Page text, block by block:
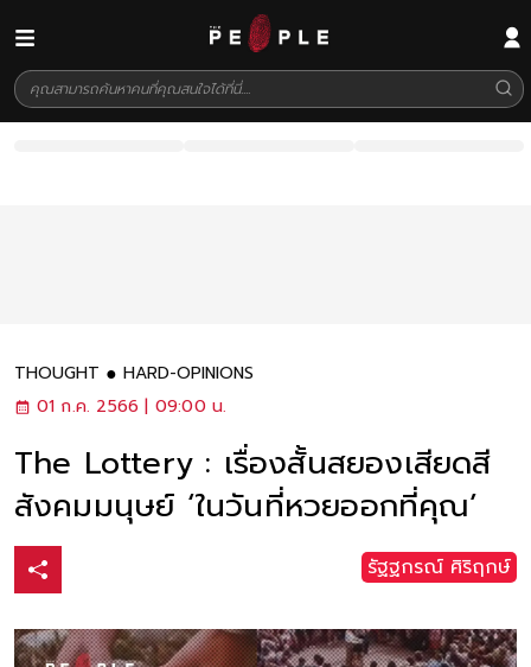
THOUGHT
HARD-OPINIONS
01 ก.ค. 2566 | 09:00 น.
The Lottery : เรื่องสั้นสยองเสียดสี
สังคมมนุษย์ ‘ในวันที่หวยออกที่คุณ’
รัฐฐกรณ์ ศิริฤกษ์